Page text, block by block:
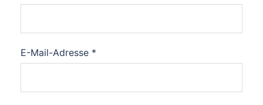
E-Mail-Adresse *